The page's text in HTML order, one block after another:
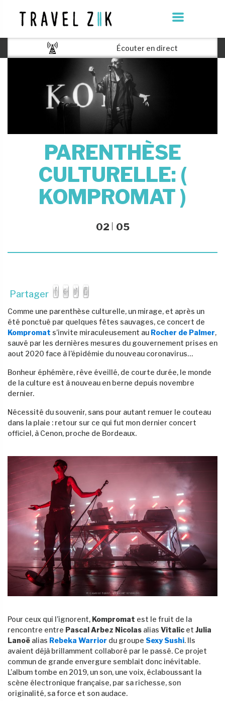
Écouter en direct
PARENTHÈSE
CULTURELLE: (
KOMPROMAT )
02 05
Partager
Comme une parenthèse culturelle, un mirage, et après un
été ponctué par quelques fêtes sauvages, ce concert de
Kompromat s’invite miraculeusement au Rocher de Palmer,
sauvé par les dernières mesures du gouvernement prises en
aout 2020 face à l’épidémie du nouveau coronavirus…
Bonheur éphémère, rêve éveillé, de courte durée, le monde
de la culture est à nouveau en berne depuis novembre
dernier.
Nécessité du souvenir, sans pour autant remuer le couteau
dans la plaie : retour sur ce qui fut mon dernier concert
officiel, à Cenon, proche de Bordeaux.
Pour ceux qui l’ignorent, Kompromat est le fruit de la
rencontre entre Pascal Arbez Nicolas alias Vitalic et Julia
Lanoë alias Rebeka Warrior du groupe Sexy Sushi. Ils
avaient déjà brillamment collaboré par le passé. Ce projet
commun de grande envergure semblait donc inévitable.
L’album tombe en 2019, un son, une voix, éclaboussant la
scène électronique française, par sa richesse, son
originalité, sa force et son audace.